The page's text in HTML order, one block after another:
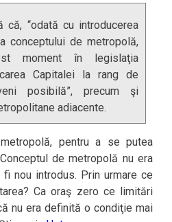
că, “odată cu introducerea
conceptului de metropolă,
moment în legislaţia
Capitalei la rang de
posibilă”, precum şi
adiacente.
pentru a se putea
de metropolă nu era
nou introdus. Prin urmare ce
Ca oraş zero ce limitări
nu era definită o condiţie mai